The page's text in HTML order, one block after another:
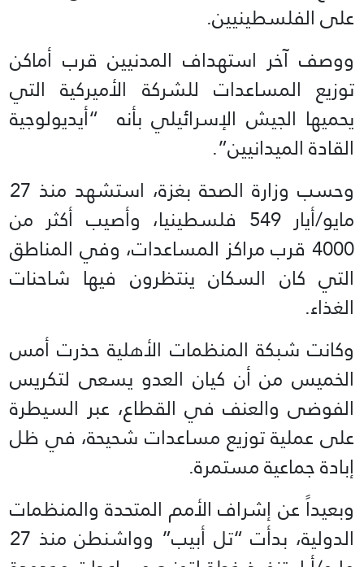
على الفلسطينيين.
ووصف آخر استهداف المدنيين قرب أماكن
توزيع المساعدات للشركة الأميركية التي
يحميها الجيش الإسرائيلي بأنه “أيديولوجية
القادة الميدانيين”.
وحسب وزارة الصحة بغزة، استشهد منذ 27
مايو/أيار 549 فلسطينيا، وأصيب أكثر من
4000 قرب مراكز المساعدات، وفي المناطق
التي كان السكان ينتظرون فيها شاحنات
الغذاء.
وكانت شبكة المنظمات الأهلية حذرت أمس
الخميس من أن كيان العدو يسعى لتكريس
الفوضى والعنف في القطاع، عبر السيطرة
على عملية توزيع مساعدات شحيحة، في ظل
إبادة جماعية مستمرة.
وبعيداً عن إشراف الأمم المتحدة والمنظمات
الدولية، بدأت “تل أبيب” وواشنطن منذ 27